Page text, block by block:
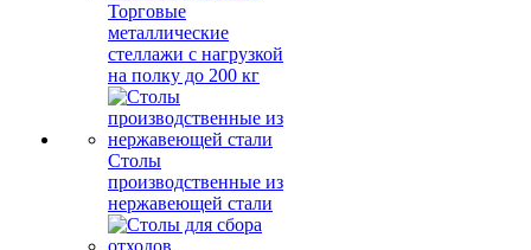
Торговые
металлические
стеллажи с нагрузкой
на полку до 200 кг
Столы
производственные из
нержавеющей стали